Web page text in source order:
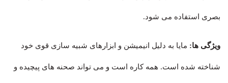
بصری استفاده می شود.
ویژگی ها: مایا به دلیل انیمیشن و ابزارهای شبیه سازی قوی خود
شناخته شده است. همه کاره است و می تواند صحنه های پیچیده و